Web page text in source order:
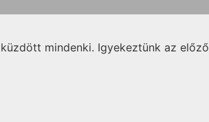
mindenki. Igyekeztünk az előző